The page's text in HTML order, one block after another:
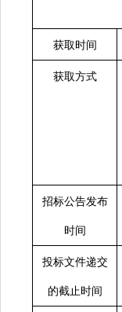
获取时间
获取方式
招标公告发布
时间
投标文件递交
的截止时间